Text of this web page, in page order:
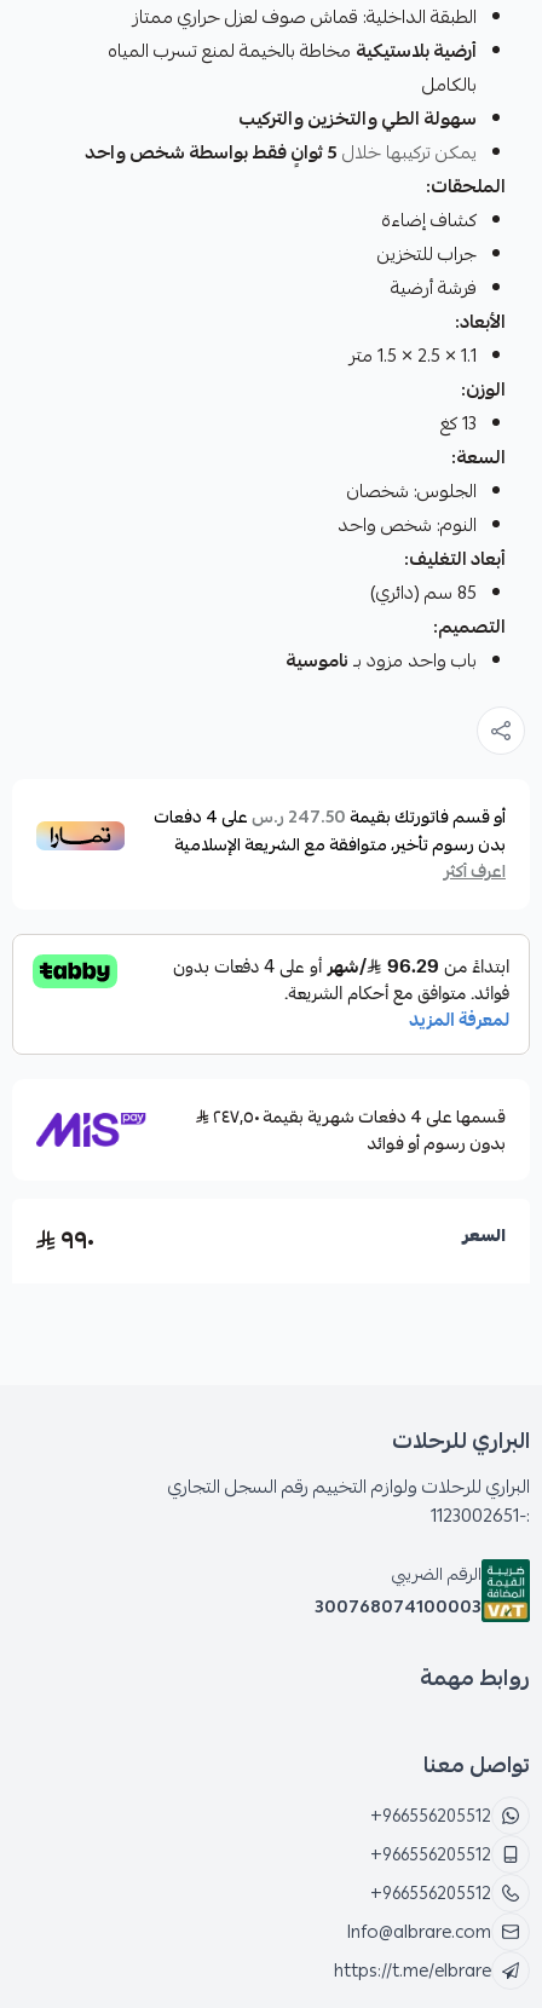
الطبقة الداخلية: قماش صوف لعزل حراري ممتاز
أرضية بلاستيكية مخاطة بالخيمة لمنع تسرب المياه
بالكامل
سهولة الطي والتخزين والتركيب
يمكن تركيبها خلال5 ثوانٍ فقط بواسطة شخص واحد
الملحقات:
كشاف إضاءة
جراب للتخزين
فرشة أرضية
الأبعاد:
1.1 × 2.5 × 1.5 متر
الوزن:
13 كغ
السعة:
الجلوس: شخصان
النوم: شخص واحد
أبعاد التغليف:
85 سم (دائري)
التصميم:
باب واحد مزود بـناموسية
أو قسم فاتورتك بقيمة247.50 ر.س على4دفعات
بدون رسوم تأخير، متوافقة مع الشريعة الإسلامية
اعرف أكثر
قسمها على 4 دفعات شهرية بقيمة ٢٤٧٫٥٠
بدون رسوم أو فوائد
السعر ٩٩٠
البراري للرحلات
البراري للرحلات ولوازم التخييم رقم السجل التجاري
:-1123002651
الرقم الضريبي
300768074100003
روابط مهمة
تواصل معنا
+966556205512
+966556205512
+966556205512
Info@albrare.com
https://t.me/elbrare